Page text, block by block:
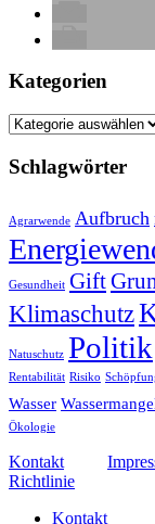
Kategorien
Kategorien
Schlagwörter
Agrarwende Aufbruch
Gesundheit Gift
Klimaschutz
Natuschutz Politik
Rentabilität Risiko
Wasser
Ökologie
Kontakt
Richtlinie
Kontakt